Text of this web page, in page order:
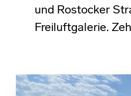
und Rostocker
Freiluftgalerie.